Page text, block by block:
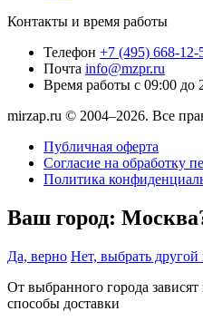
Контакты и время работы
Телефон +7 (495) 668-12-
Почта info@mzpr.ru
Время работы с 09:00 до
mirzap.ru © 2004–2026. Все
Публичная оферта
Согласие на обработку
Политика
Ваш город:
Да, верно Нет, выбрать другой
От выбранного города
способы доставки